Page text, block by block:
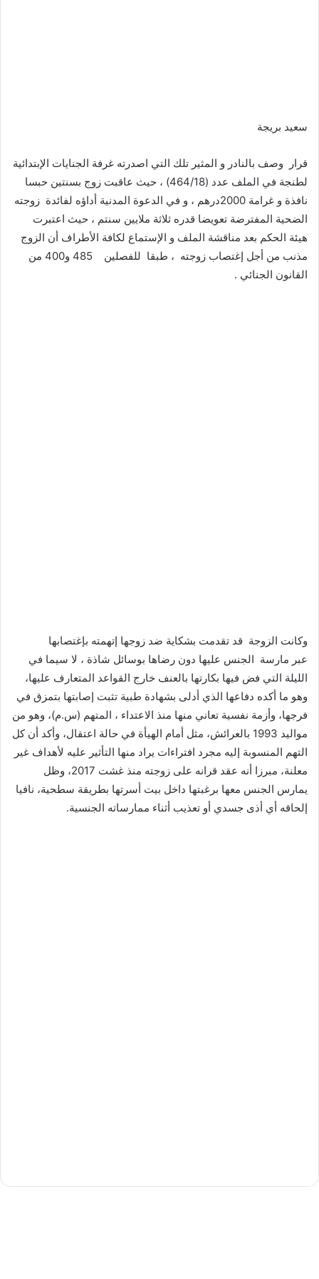
سعيد بريجة
قرار وصف بالنادر و المثير تلك التي اصدرته غرفة الجنايات الإبتدائية
لطنجة في الملف عدد (464/18) ، حيث عاقبت زوج بسنتين حبسا
نافذة و غرامة 2000درهم ، و في الدعوة المدنية أداؤه لفائدة زوجته
الضحية المفترضة تعويضا قدره ثلاثة ملايين سنتم ، حيث اعتبرت
هيئة الحكم بعد مناقشة الملف و الإستماع لكافة الأطراف أن الزوج
مذنب من أجل إغتصاب زوجته ، طبقا للفصلين 485 و400 من
القانون الجنائي .
وكانت الزوجة قد تقدمت بشكاية ضد زوجها إتهمته بإغتصابها
عبر مارسة الجنس عليها دون رضاها بوسائل شاذة ، لا سيما في
الليلة التي فض فيها بكارتها بالعنف خارج القواعد المتعارف عليها،
وهو ما أكده دفاعها الذي أدلى بشهادة طبية تثبت إصابتها بتمزق في
فرجها، وأزمة نفسية تعاني منها منذ الاعتداء ، المتهم (س.م)، وهو من
مواليد 1993 بالعرائش، مثل أمام الهيأة في حالة اعتقال، وأكد أن كل
التهم المنسوبة إليه مجرد افتراءات يراد منها التأثير عليه لأهداف غير
معلنة، مبرزا أنه عقد قرانه على زوجته منذ غشت 2017، وظل
يمارس الجنس معها برغبتها داخل بيت أسرتها بطريقة سطحية، نافيا
إلحاقه أي أذى جسدي أو تعذيب أثناء ممارساته الجنسية.